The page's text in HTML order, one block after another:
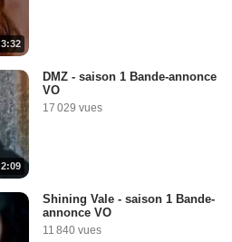
3:32
2:09
DMZ - saison 1 Bande-annonce
VO
17 029 vues
Shining Vale - saison 1 Bande-
annonce VO
11 840 vues